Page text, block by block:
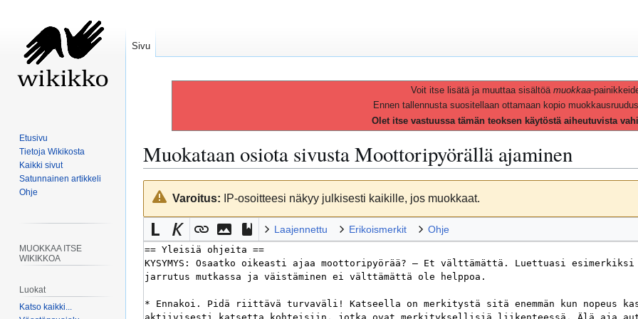
Voit itse lisätä ja muuttaa sisältöä muokkaa-
Ennen tallennusta suositellaan ottamaan kopio
Olet itse vastuussa tämän teoksen käytöstä aiheutuvista
Muokataan osiota sivustaMoottoripyörällä ajaminen
Siirry
navigaatioon
Siirry
hakuunVaroitus: IP-osoitteesi näkyy julkisesti kaikille, jos muokkaat.
Laajennettu Erikoismerkit Ohje
Sivu
Etusivu
Tietoja Wikikosta
Kaikki sivut
Satunnainen artikkeli
Ohje
MUOKKAA ITSE
WIKIKKOA
Luokat
Katso kaikki...